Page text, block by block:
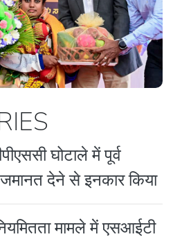
घोटाले में पूर्व
देने से इनकार किया
मामले में एसआईटी